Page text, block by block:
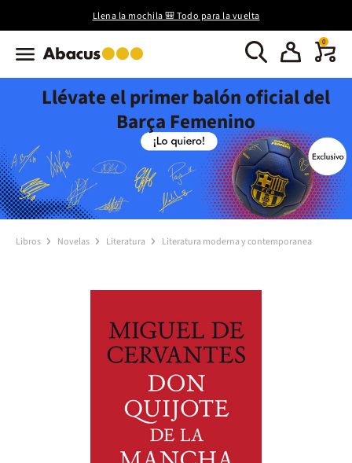
Llena la mochila 🎒 Todo para la vuelta
0
Llévate el primer balón oficial del
Barça Femenino
Libros Novelas Literatura Literatura moderna y contemporanea